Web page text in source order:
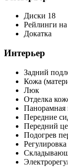
Диски 18
Рейлинги
Докатка
Интерьер
Задний
Кожа
Люк
Отделка
Панорамная
Передние
Передний
Подогрев